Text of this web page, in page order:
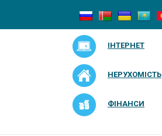
ІНТЕРНЕТ
НЕРУХОМІСТЬ
ФІНАНСИ